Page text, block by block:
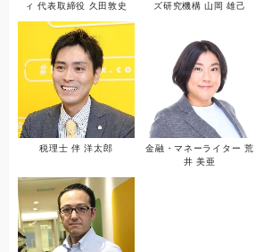
ィ 代表取締役 久田敦史
ズ研究機構 山岡 雄己
税理士 伴 洋太郎
金融・マネーライター 荒
井 美亜